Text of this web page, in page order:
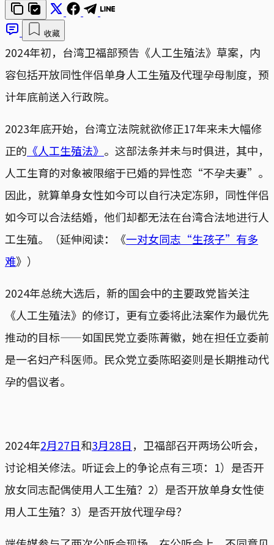
收藏
2024年初，台湾卫福部预告《人工生殖法》草案，内
容包括开放同性伴侣单身人工生殖及代理孕母制度，预
计年底前送入行政院。
2023年底开始，台湾立法院就欲修正17年来未大幅修
正的 《人工生殖法》 。这部法条并未与时俱进，其中，
人工生育的对象被限缩于已婚的异性恋“不孕夫妻”。
因此，就算单身女性如今可以自行决定冻卵，同性伴侣
如今可以合法结婚，他们却都无法在台湾合法地进行人
工生殖。（延伸阅读：《一对女同志“生孩子”有多
难》）
2024年总统大选后，新的国会中的主要政党皆关注
《人工生殖法》的修订，更有立委将此法案作为最优先
推动的目标——如国民党立委陈菁徽，她在担任立委前
是一名妇产科医师。民众党立委陈昭姿则是长期推动代
孕的倡议者。
2024年2月27日和3月28日 ，卫福部召开两场公听会，
讨论相关修法。听证会上的争论点有三项：1）是否开
放女同志配偶使用人工生殖？2）是否开放单身女性使
用人工生殖？3）是否开放代理孕母？